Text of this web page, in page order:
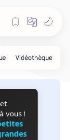
vous !